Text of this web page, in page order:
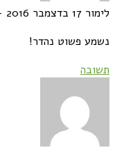
לימור 17 בדצמבר 2016 - 19:04
נשמע פשוט נהדר!
תשובה